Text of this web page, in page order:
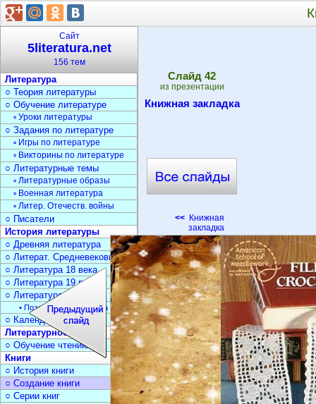
Cлайд 42
из презентации
Книжная закладка
<< Книжная
закладка
Сайт
5literatura.net
156 тем
Литература
○ Теория литературы
○ Обучение литературе
▫ Уроки литературы
○ Задания по литературе
▫ Игры по литературе
▫ Викторины по литературе
○ Литературные темы
▫ Литературные образы
▫ Военная литература
▫ Литер. Отечеств. войны
○ Писатели
История литературы
○ Древняя литература
○ Литерат. Средневековья
○ Литература 18 века
○ Литература 19 века
○ Литература 20 века
• Поэзия Серебрян. века
○ Календарь дат
Литературное чтение
○ Обучение чтению
Книги
○ История книги
○ Создание книги
○ Серии книг